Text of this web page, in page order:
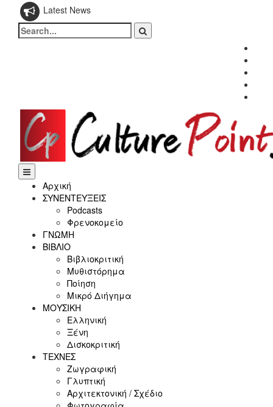
Latest News
Search
for:
Αρχική
ΣΥΝΕΝΤΕΥΞΕΙΣ
Podcasts
Φρενοκομείο
ΓΝΩΜΗ
ΒΙΒΛΙΟ
Βιβλιοκριτική
Μυθιστόρημα
Ποίηση
Μικρό Διήγημα
ΜΟΥΣΙΚΗ
Ελληνική
Ξένη
Δισκοκριτική
ΤΕΧΝΕΣ
Ζωγραφική
Γλυπτική
Αρχιτεκτονική / Σχέδιο